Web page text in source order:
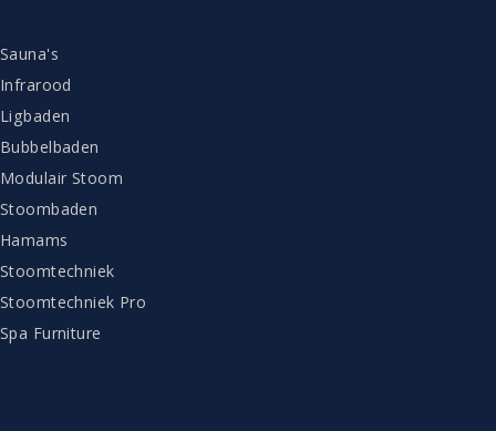
Sauna's
Infrarood
Ligbaden
Bubbelbaden
Modulair Stoom
Stoombaden
Hamams
Stoomtechniek
Stoomtechniek Pro
Spa Furniture